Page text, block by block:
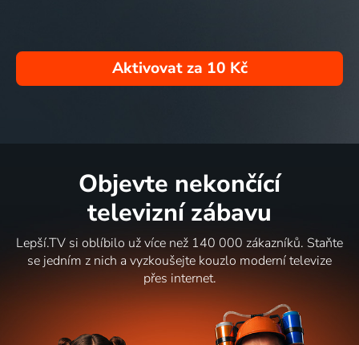
Aktivovat za 10 Kč
Objevte nekončící
televizní zábavu
Lepší.TV si oblíbilo už více než 140 000 zákazníků. Staňte
se jedním z nich a vyzkoušejte kouzlo moderní televize
přes internet.